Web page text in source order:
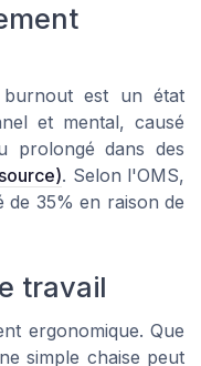
burnout est un état
et mental, causé
prolongé dans des
. Selon l'OMS,
de 35% en raison de
travail
ergonomique. Que
simple chaise peut